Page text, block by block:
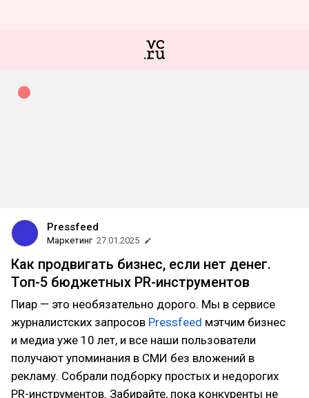
Pressfeed
Маркетинг 27.01.2025
Как продвигать бизнес, если нет денег.
Топ-5 бюджетных PR-инструментов
Пиар — это необязательно дорого. Мы в сервисе
журналистских запросов Pressfeed мэтчим бизнес
и медиа уже 10 лет, и все наши пользователи
получают упоминания в СМИ без вложений в
рекламу. Собрали подборку простых и недорогих
PR-инструментов. Забирайте, пока конкуренты не